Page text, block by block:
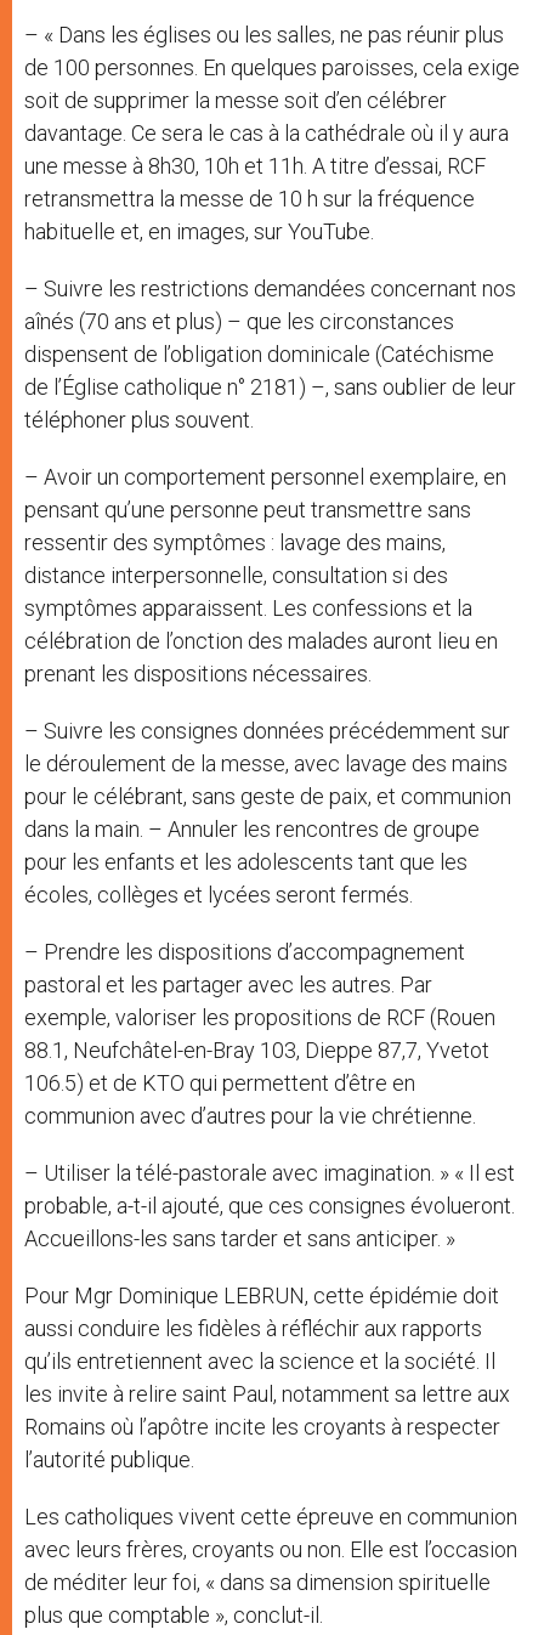
– « Dans les églises ou les salles, ne pas réunir plus
de 100 personnes. En quelques paroisses, cela exige
soit de supprimer la messe soit d’en célébrer
davantage. Ce sera le cas à la cathédrale où il y aura
une messe à 8h30, 10h et 11h. A titre d’essai, RCF
retransmettra la messe de 10 h sur la fréquence
habituelle et, en images, sur YouTube.
– Suivre les restrictions demandées concernant nos
aînés (70 ans et plus) – que les circonstances
dispensent de l’obligation dominicale (Catéchisme
de l’Église catholique n° 2181) –, sans oublier de leur
téléphoner plus souvent.
– Avoir un comportement personnel exemplaire, en
pensant qu’une personne peut transmettre sans
ressentir des symptômes : lavage des mains,
distance interpersonnelle, consultation si des
symptômes apparaissent. Les confessions et la
célébration de l’onction des malades auront lieu en
prenant les dispositions nécessaires.
– Suivre les consignes données précédemment sur
le déroulement de la messe, avec lavage des mains
pour le célébrant, sans geste de paix, et communion
dans la main. – Annuler les rencontres de groupe
pour les enfants et les adolescents tant que les
écoles, collèges et lycées seront fermés.
– Prendre les dispositions d’accompagnement
pastoral et les partager avec les autres. Par
exemple, valoriser les propositions de RCF (Rouen
88.1, Neufchâtel-en-Bray 103, Dieppe 87,7, Yvetot
106.5) et de KTO qui permettent d’être en
communion avec d’autres pour la vie chrétienne.
– Utiliser la télé-pastorale avec imagination. » « Il est
probable, a-t-il ajouté, que ces consignes évolueront.
Accueillons-les sans tarder et sans anticiper. »
Pour Mgr Dominique LEBRUN, cette épidémie doit
aussi conduire les fidèles à réfléchir aux rapports
qu’ils entretiennent avec la science et la société. Il
les invite à relire saint Paul, notamment sa lettre aux
Romains où l’apôtre incite les croyants à respecter
l’autorité publique.
Les catholiques vivent cette épreuve en communion
avec leurs frères, croyants ou non. Elle est l’occasion
de méditer leur foi, « dans sa dimension spirituelle
plus que comptable », conclut-il.